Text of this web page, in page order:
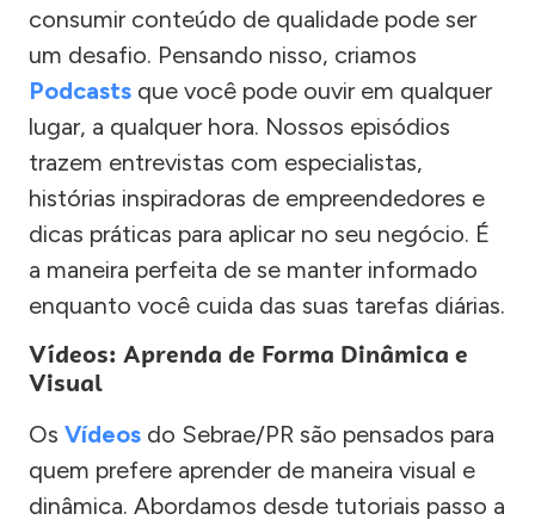
consumir conteúdo de qualidade pode ser
um desafio. Pensando nisso, criamos
Podcasts que você pode ouvir em qualquer
lugar, a qualquer hora. Nossos episódios
trazem entrevistas com especialistas,
histórias inspiradoras de empreendedores e
dicas práticas para aplicar no seu negócio. É
a maneira perfeita de se manter informado
enquanto você cuida das suas tarefas diárias.
Vídeos: Aprenda de Forma Dinâmica e
Visual
Os Vídeos do Sebrae/PR são pensados para
quem prefere aprender de maneira visual e
dinâmica. Abordamos desde tutoriais passo a